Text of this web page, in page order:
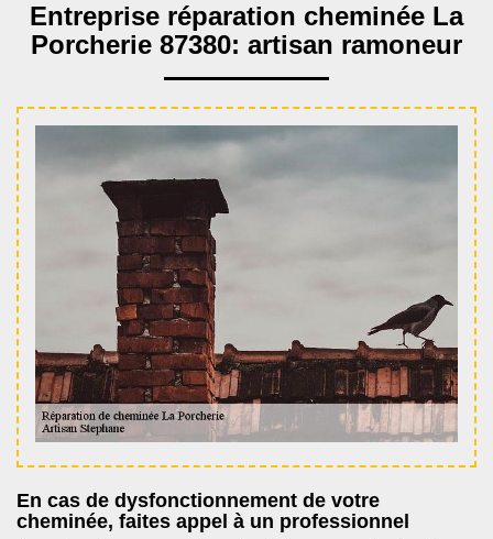
Entreprise réparation cheminée La
Porcherie 87380: artisan ramoneur
En cas de dysfonctionnement de votre
cheminée, faites appel à un professionnel